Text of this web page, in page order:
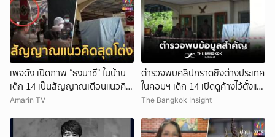
เพจดัง เปิดภาพ “ธงนาซี” ในบ้าน
เด็ก 14 เป็นสัญญาณเตือนแนวคิด
สุดโต่ง
Amarin TV
ตำรวจพบคลิปกราดยิงต่างประเทศ
ในคอมฯ เด็ก 14 เปิดดูค้างไว้ตั้งแต่
วันที่ 30 ก.ค.
The Bangkok Insight